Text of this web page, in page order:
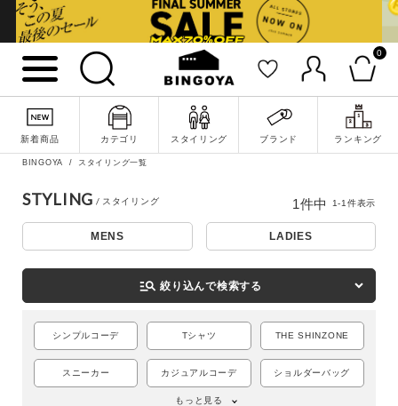
0
新着商品 カテゴリ スタイリング ブランド ランキング
詳細検索
キーワード
BINGOYA スタイリング一覧
STYLING
MENS LADIES
manage_search 絞り込んで検索する
シンプルコーデ Tシャツ THE SHINZONE
スニーカー カジュアルコーデ ショルダーバッグ
もっと見る
1件中 1-1件表示